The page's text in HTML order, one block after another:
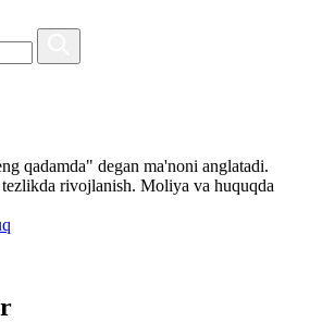
qadamda" degan ma'noni anglatadi.
rivojlanish. Moliya va huquqda